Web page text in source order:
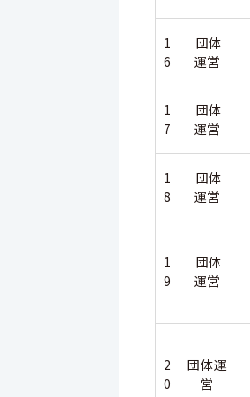
1
6
団体
運営
1
7
団体
運営
1
8
団体
運営
1
9
団体
運営
2
0
団体運
営